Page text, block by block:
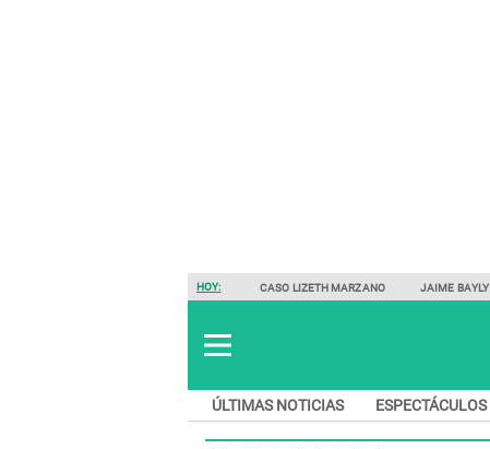
HOY: CASO LIZETH MARZANO JAIME BAYLY
ÚLTIMAS NOTICIAS ESPECTÁCULOS